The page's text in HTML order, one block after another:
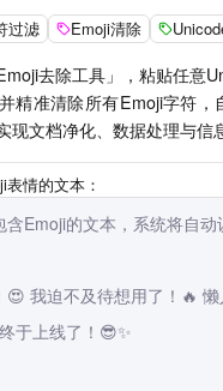
过滤 Emoji清除
去除工具」，粘贴任意
精准清除所有Emoji字符，
现文档净化、数据处理与信
情的文本：